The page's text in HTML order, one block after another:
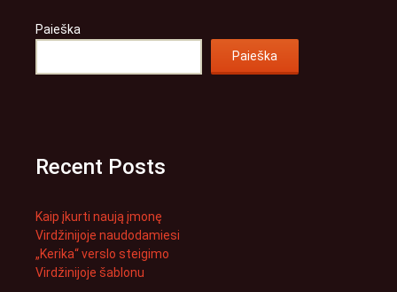
Paieška
Paieška
Recent Posts
Kaip įkurti naują įmonę
Virdžinijoje naudodamiesi
„Kerika“ verslo steigimo
Virdžinijoje šablonu